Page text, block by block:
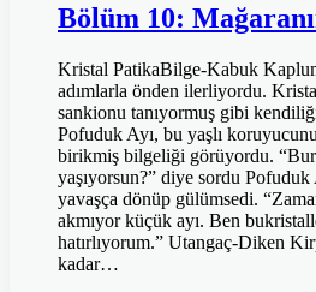
Bölüm 10:
Kristal PatikaBilge-Kabuk
adımlarla önden ilerliyordu.
sankionu tanıyormuş gibi
Pofuduk Ayı, bu yaşlı
birikmiş bilgeliği görüyordu.
yaşıyorsun?” diye sordu
yavaşça dönüp gülümsedi.
akmıyor küçük ayı. Ben
hatırlıyorum.” Utangaç-Diken
kadar…